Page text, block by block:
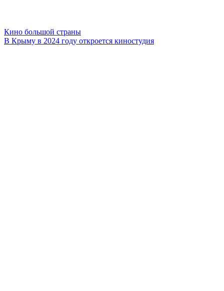
Кино большой страны
В Крыму в 2024 году откроется киностудия